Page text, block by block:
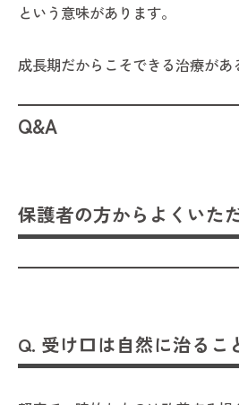
という意味があります。
成長期だからこそできる治療があ
Q&A
保護者の方からよくいた
Q. 受け口は自然に治るこ